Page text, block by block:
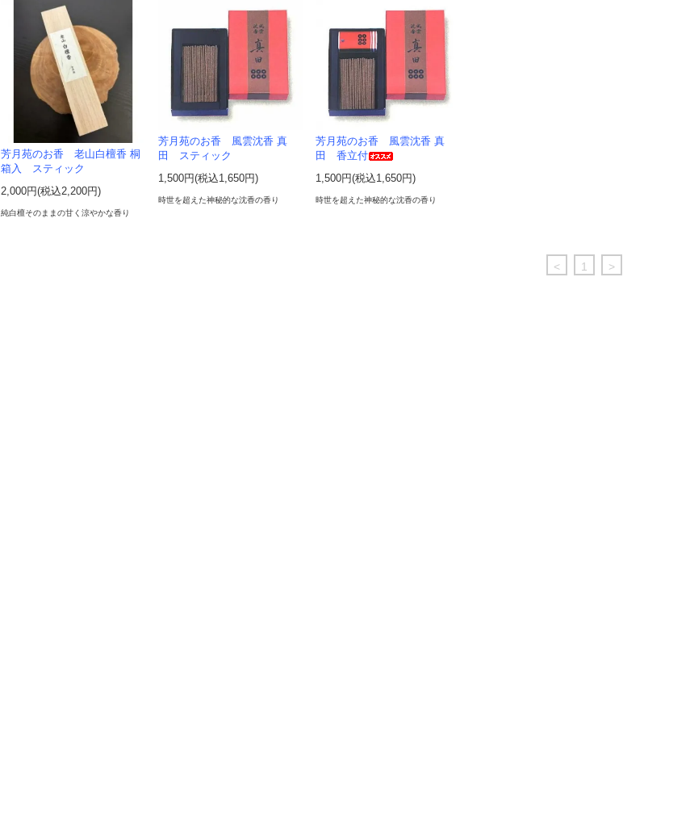
芳月苑のお香 老山白檀香 桐
箱入 スティック
2,000円(税込2,200円)
純白檀そのままの甘く涼やかな香り
芳月苑のお香 風雲沈香 真
田 スティック
1,500円(税込1,650円)
時世を超えた神秘的な沈香の香り
芳月苑のお香 風雲沈香 真
田 香立付
1,500円(税込1,650円)
時世を超えた神秘的な沈香の香り
< 1 >